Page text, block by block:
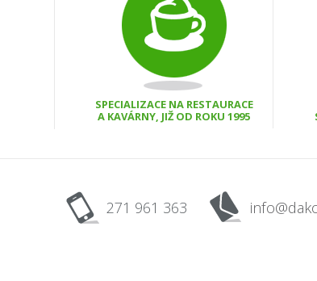
SPECIALIZACE NA RESTAURACE
A KAVÁRNY, JIŽ OD ROKU 1995
271 961 363